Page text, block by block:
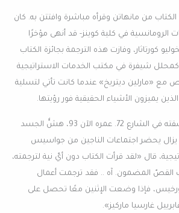
من مانهاتن وقرأه مباشرة وافتتن به. كان
الرومانسية في كلية كوينز- قد أنهى مؤخرًا
كورتاثار، وفازت هذه الترجمة بجائزة الكتاب
شيفرة في مكتب الخدمات الاستراتيجية
مع «مارلين ديتريخ» عندما كانت تأتي لتسلية
يميزون الأشياء الحقيقية فور رؤيتها.
تحدّث إلينا راباسا في شقته في الشارع 72. عمره الآن 93، هشٌّ الجسد
يزال يحضر اجتماعات الناجين من جواسيس
قال «لقد قرأت الكتاب دون أيّ نية لترجمته،
القصّ المضمون. آه .. فقد ترجمت أعمال
بورخيس، فإذا وضعت الإثنين معًا تحصل على
غارسيا ماركيز».